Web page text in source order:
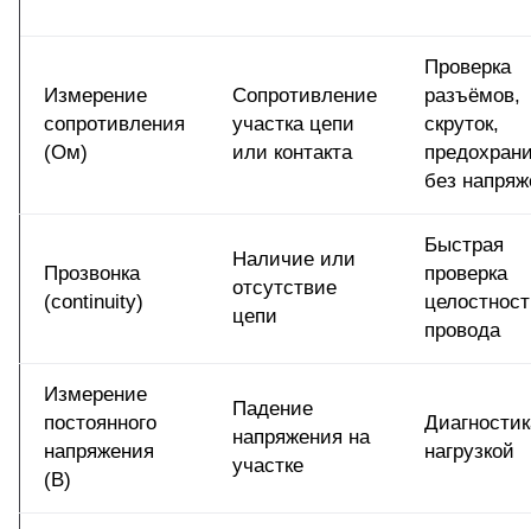
Измерение
сопротивления
(Ом)
Сопротивление
участка цепи
или контакта
Проверка
разъёмов,
скруток,
без
Прозвонка
(continuity)
Наличие или
отсутствие
цепи
Быстрая
проверка
провода
Измерение
постоянного
напряжения
(В)
Падение
напряжения на
участке
нагрузкой